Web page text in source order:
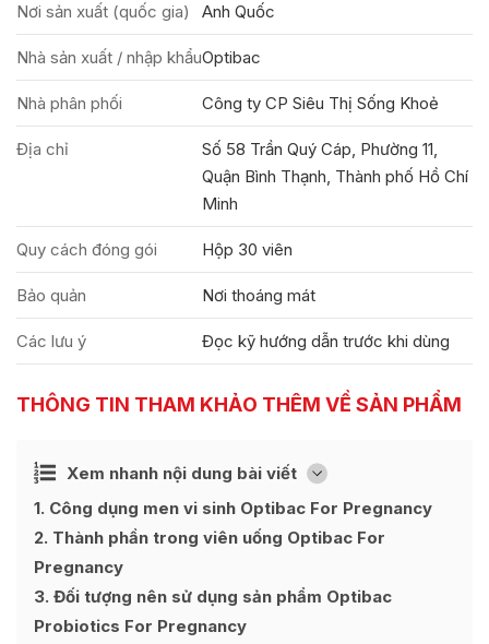
Nơi sản xuất (quốc gia) Anh Quốc
Nhà sản xuất / nhập khẩuOptibac
Nhà phân phối Công ty CP Siêu Thị Sống Khoẻ
Địa chỉ
Số 58 Trần Quý Cáp, Phường 11,
Quận Bình Thạnh, Thành phố Hồ Chí
Minh
Quy cách đóng gói Hộp 30 viên
Bảo quản Nơi thoáng mát
Các lưu ý Đọc kỹ hướng dẫn trước khi dùng
THÔNG TIN THAM KHẢO THÊM VỀ SẢN PHẨM
Xem nhanh nội dung bài viết [
Ẩn
1 Công dụng men vi sinh Optibac For Pregnancy
2 Thành phần trong viên uống Optibac For
Pregnancy
3 Đối tượng nên sử dụng sản phẩm Optibac
Probiotics For Pregnancy